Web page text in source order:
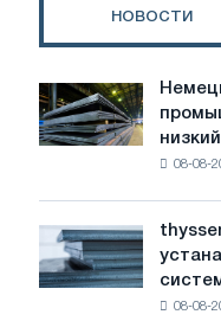
суверенитета»
НОВОСТИ
Немецкая
сталелитейная
промышленность
предупреждает:
воды
угрожает
безопасности
08-08-
thyssenkrupp
Rasselstein
устанавливает
фотоэлектрическую
08-08-